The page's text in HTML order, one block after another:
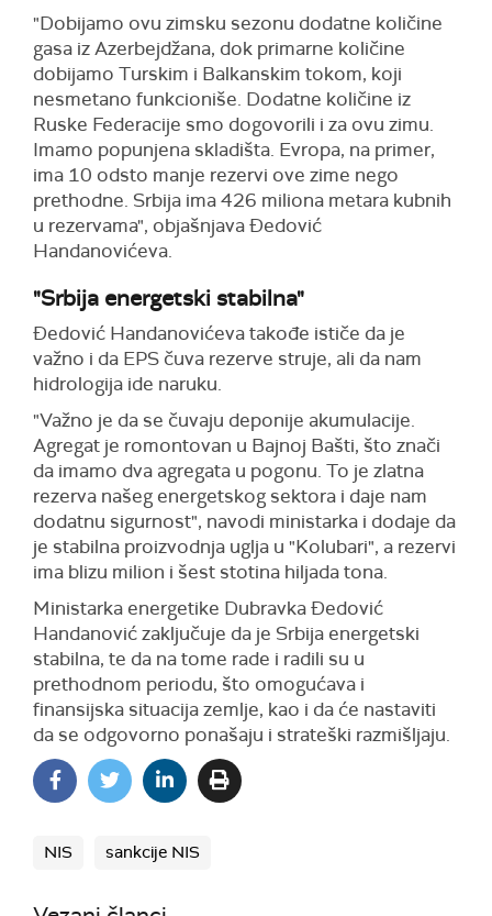
"Dobijamo ovu zimsku sezonu dodatne količine
gasa iz Azerbejdžana, dok primarne količine
dobijamo Turskim i Balkanskim tokom, koji
nesmetano funkcioniše. Dodatne količine iz
Ruske Federacije smo dogovorili i za ovu zimu.
Imamo popunjena skladišta. Evropa, na primer,
ima 10 odsto manje rezervi ove zime nego
prethodne. Srbija ima 426 miliona metara kubnih
u rezervama", objašnjava Đedović
Handanovićeva.
"Srbija energetski stabilna"
Đedović Handanovićeva takođe ističe da je
važno i da EPS čuva rezerve struje, ali da nam
hidrologija ide naruku.
"Važno je da se čuvaju deponije akumulacije.
Agregat je romontovan u Bajnoj Bašti, što znači
da imamo dva agregata u pogonu. To je zlatna
rezerva našeg energetskog sektora i daje nam
dodatnu sigurnost", navodi ministarka i dodaje da
je stabilna proizvodnja uglja u "Kolubari", a rezervi
ima blizu milion i šest stotina hiljada tona.
Ministarka energetike Dubravka Đedović
Handanović zaključuje da je Srbija energetski
stabilna, te da na tome rade i radili su u
prethodnom periodu, što omogućava i
finansijska situacija zemlje, kao i da će nastaviti
da se odgovorno ponašaju i strateški razmišljaju.
NIS sankcije NIS